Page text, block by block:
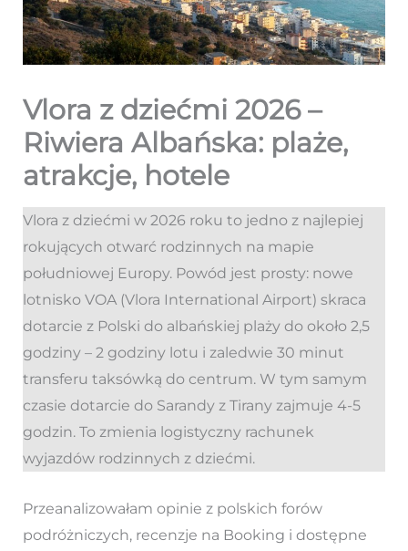
Vlora z dziećmi 2026 –
Riwiera Albańska: plaże,
atrakcje, hotele
Vlora z dziećmi w 2026 roku to jedno z najlepiej
rokujących otwarć rodzinnych na mapie
południowej Europy. Powód jest prosty: nowe
lotnisko VOA (Vlora International Airport) skraca
dotarcie z Polski do albańskiej plaży do około 2,5
godziny – 2 godziny lotu i zaledwie 30 minut
transferu taksówką do centrum. W tym samym
czasie dotarcie do Sarandy z Tirany zajmuje 4-5
godzin. To zmienia logistyczny rachunek
wyjazdów rodzinnych z dziećmi.
Przeanalizowałam opinie z polskich forów
podróżniczych, recenzje na Booking i dostępne